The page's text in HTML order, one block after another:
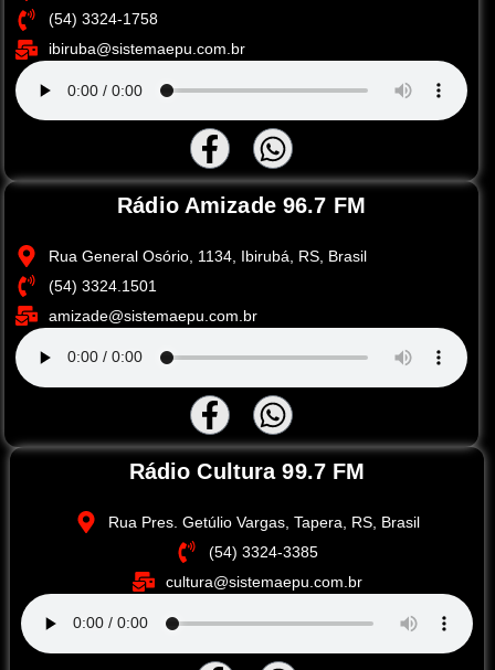
(54) 3324-1758
ibiruba@sistemaepu.com.br
Rádio Amizade 96.7 FM
Rua General Osório, 1134, Ibirubá, RS, Brasil
(54) 3324.1501
amizade@sistemaepu.com.br
Rádio Cultura 99.7 FM
Rua Pres. Getúlio Vargas, Tapera, RS, Brasil
(54) 3324-3385
cultura@sistemaepu.com.br